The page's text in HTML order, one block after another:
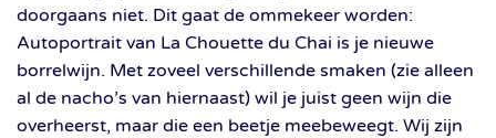
doorgaans niet. Dit gaat de ommekeer worden:
Autoportrait van La Chouette du Chai is je nieuwe
borrelwijn. Met zoveel verschillende smaken (zie alleen
al de nacho’s van hiernaast) wil je juist geen wijn die
overheerst, maar die een beetje meebeweegt. Wij zijn